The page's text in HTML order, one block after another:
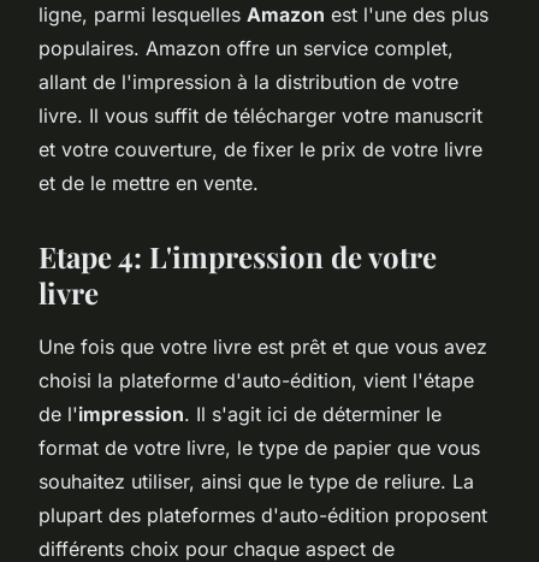
ligne, parmi lesquelles Amazon est l'une des plus
populaires. Amazon offre un service complet,
allant de l'impression à la distribution de votre
livre. Il vous suffit de télécharger votre manuscrit
et votre couverture, de fixer le prix de votre livre
et de le mettre en vente.
Etape 4: L'impression de votre
livre
Une fois que votre livre est prêt et que vous avez
choisi la plateforme d'auto-édition, vient l'étape
de l'impression. Il s'agit ici de déterminer le
format de votre livre, le type de papier que vous
souhaitez utiliser, ainsi que le type de reliure. La
plupart des plateformes d'auto-édition proposent
différents choix pour chaque aspect de